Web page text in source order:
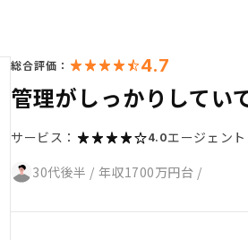
総合評価： 4.7
管理がしっかりしてい
サービス： 4.0エージェント
30代後半 / 年収1700万円台 /